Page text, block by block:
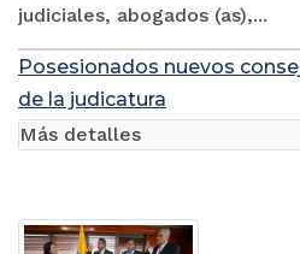
judiciales, abogados (as),...
Posesionados nuevos
de la judicatura
Más detalles